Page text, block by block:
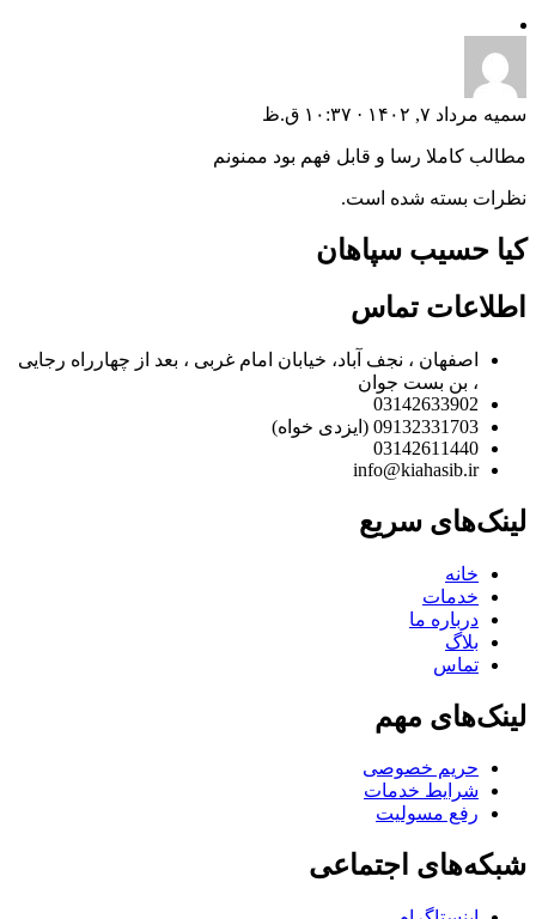
سمیه مرداد ۷, ۱۴۰۲ · ۱۰:۳۷ ق.ظ
مطالب کاملا رسا و قابل فهم بود ممنونم
نظرات بسته شده است.
کیا حسیب سپاهان
اطلاعات تماس
اصفهان ، نجف آباد، خیابان امام غربی ، بعد از چهارراه رجایی
، بن بست جوان
03142633902
09132331703 (ایزدی خواه)
03142611440
info@kiahasib.ir
لینک‌های سریع
خانه
خدمات
درباره ما
بلاگ
تماس
لینک‌های مهم
حریم خصوصی
شرایط خدمات
رفع مسولیت
شبکه‌های اجتماعی